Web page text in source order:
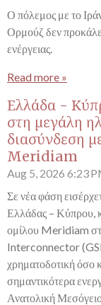
Ο πόλεμος με το
Ορμούζ δεν
ενέργειας.
Read more »
Ελλάδα -
στη μεγάλη
διασύνδεση
Meridiam
Aug 5, 2026 6:23
Σε νέα φάση
Ελλάδας – Κύπρου,
ομίλου Meridiam
Interconnector (GSI)
χρηματοδοτική όσο
σημαντικότερα
Ανατολική